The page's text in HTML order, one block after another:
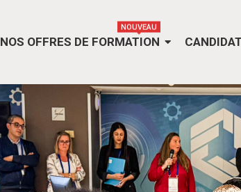
NOS OFFRES DE FORMATION
NOUVEAU